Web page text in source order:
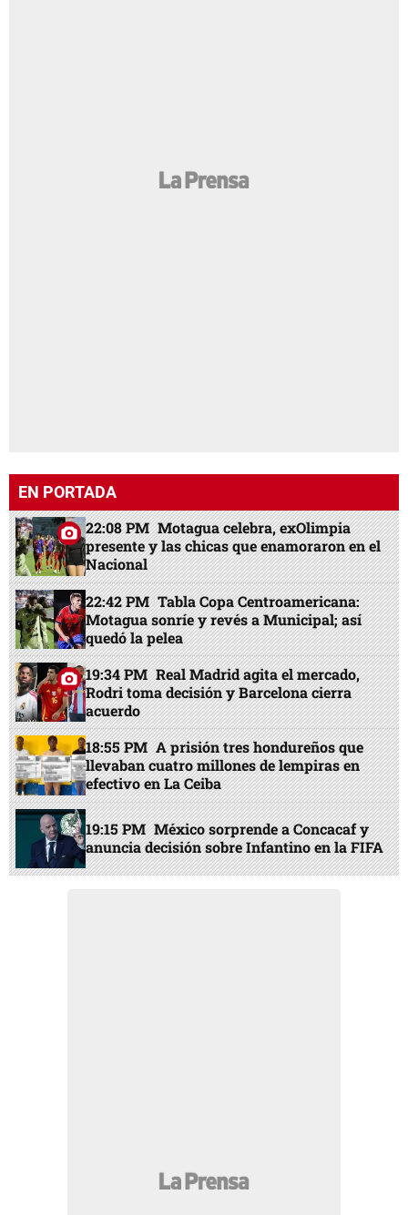
EN PORTADA
22:08 PM Motagua celebra, exOlimpia
presente y las chicas que enamoraron en el
Nacional
22:42 PM Tabla Copa Centroamericana:
Motagua sonríe y revés a Municipal; así
quedó la pelea
19:34 PM Real Madrid agita el mercado,
Rodri toma decisión y Barcelona cierra
acuerdo
18:55 PM A prisión tres hondureños que
llevaban cuatro millones de lempiras en
efectivo en La Ceiba
19:15 PM México sorprende a Concacaf y
anuncia decisión sobre Infantino en la FIFA